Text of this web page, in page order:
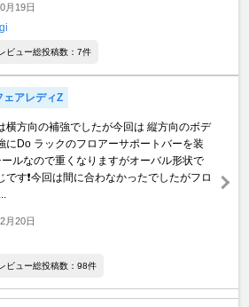
月19日
ビュー総投稿数：7件
ェアレディZ
横方向の補強でしたが今回は 縦方向のボデ
にDo ラックのフロアーサポートバーを装
ールなので重くなりますがオーバル形状で
です❗今回は間に合わなかったでしたがフロ
月20日
ビュー総投稿数：98件